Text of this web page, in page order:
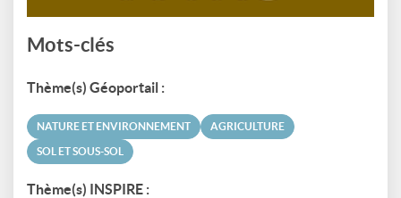
Mots-clés
Thème(s) Géoportail :
NATURE ET ENVIRONNEMENT AGRICULTURE
SOL ET SOUS-SOL
Thème(s) INSPIRE :